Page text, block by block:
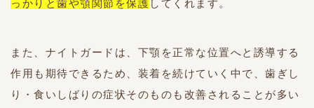
っかりと歯や顎関節を保護 してくれます。
また、ナイトガードは、下顎を正常な位置へと誘導する
作用も期待できるため、装着を続けていく中で、歯ぎし
り・食いしばりの症状そのものも改善されることが多い